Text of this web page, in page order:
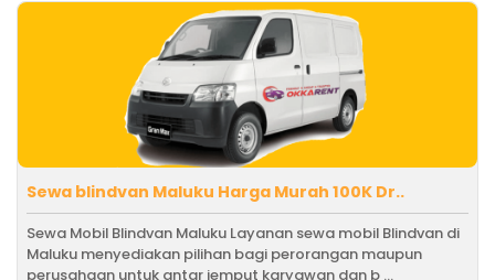
Sewa blindvan Maluku Harga Murah 100K Dr..
Sewa Mobil Blindvan Maluku Layanan sewa mobil Blindvan di
Maluku menyediakan pilihan bagi perorangan maupun
perusahaan untuk antar jemput karyawan dan b ...